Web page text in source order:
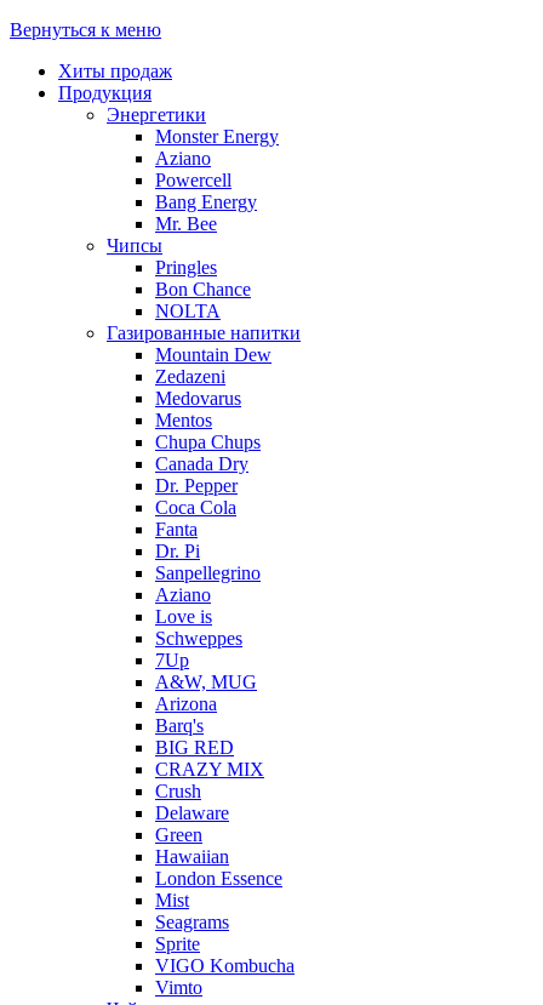
Вернуться к меню
Хиты продаж
Продукция
Энергетики
Monster Energy
Aziano
Powercell
Bang Energy
Mr. Bee
Чипсы
Pringles
Bon Chance
NOLTA
Газированные напитки
Mountain Dew
Zedazeni
Medovarus
Mentos
Chupa Chups
Canada Dry
Dr. Pepper
Coca Cola
Fanta
Dr. Pi
Sanpellegrino
Aziano
Love is
Schweppes
7Up
A&W, MUG
Arizona
Barq's
BIG RED
CRAZY MIX
Crush
Delaware
Green
Hawaiian
London Essence
Mist
Seagrams
Sprite
VIGO Kombucha
Vimto